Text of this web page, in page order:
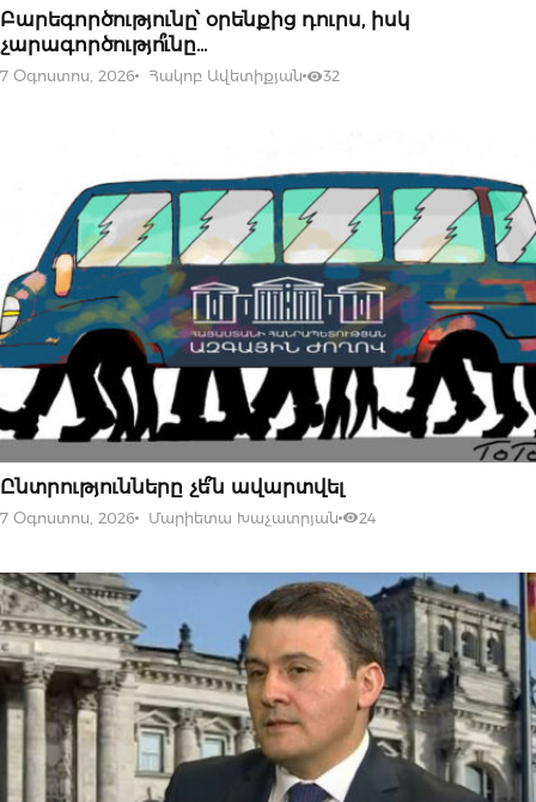
07 ՕԳՈՍՏՈՍԻ, 2026
Բարեգործությունը՝ օրենքից դուրս, իսկ
չարագործությո՞ւնը…
7 Օգոստոս, 2026 Հակոբ Ավետիքյան 32
07 ՕԳՈՍՏՈՍԻ, 2026
Ընտրությունները չե՞ն ավարտվել
7 Օգոստոս, 2026 Մարիետա Խաչատրյան 24